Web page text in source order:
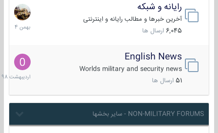
رایانه و شبکه
آخرین خبرها و مطالب رایانه و اینترنتی
6,045 ارسال ها
30
بهمن
1404
English News
Worlds military and security news
51 ارسال ها
10
1398
NON-MILITARY FORUMS - سایر بخشها